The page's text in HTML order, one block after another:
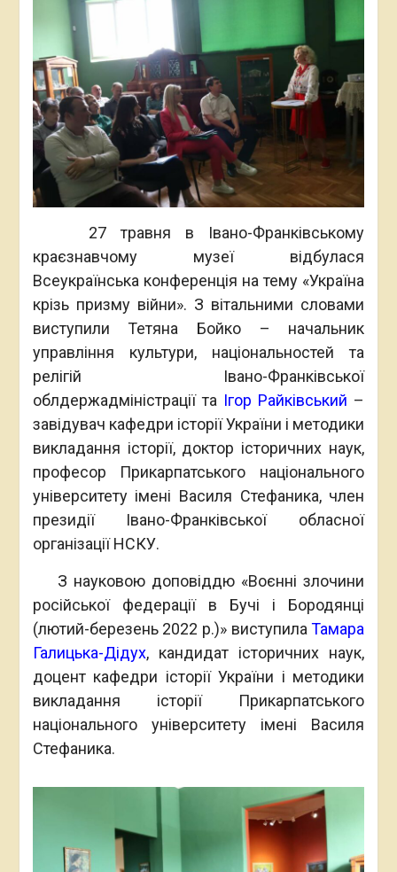
27 травня в Івано-Франківському
краєзнавчому музеї відбулася
Всеукраїнська конференція на тему «Україна
крізь призму війни». З вітальними словами
виступили Тетяна Бойко – начальник
управління культури, національностей та
релігій Івано-Франківської
облдержадміністрації та Ігор Райківський –
завідувач кафедри історії України і методики
викладання історії, доктор історичних наук,
професор Прикарпатського національного
університету імені Василя Стефаника, член
президії Івано-Франківської обласної
організації НСКУ.
З науковою доповіддю «Воєнні злочини
російської федерації в Бучі і Бородянці
(лютий-березень 2022 р.)» виступилаТамара
Галицька-Дідух, кандидат історичних наук,
доцент кафедри історії України і методики
викладання історії Прикарпатського
національного університету імені Василя
Стефаника.